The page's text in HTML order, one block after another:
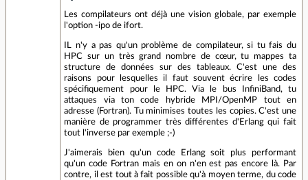
Les compilateurs ont déjà une vision globale, par exemple
l'option -ipo de ifort.
IL n'y a pas qu'un problème de compilateur, si tu fais du
HPC sur un très grand nombre de cœur, tu mappes ta
structure de données sur des tableaux. C'est une des
raisons pour lesquelles il faut souvent écrire les codes
spécifiquement pour le HPC. Via le bus InfiniBand, tu
attaques via ton code hybride MPI/OpenMP tout en
adresse (Fortran). Tu minimises toutes les copies. C'est une
manière de programmer très différentes d'Erlang qui fait
tout l'inverse par exemple ;-)
J'aimerais bien qu'un code Erlang soit plus performant
qu'un code Fortran mais en on n'en est pas encore là. Par
contre, il est tout à fait possible qu'à moyen terme, du code